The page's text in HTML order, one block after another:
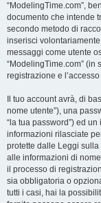
“ModelingTime.com”,
documento che intende
secondo metodo di
inserisci
messaggi come utente
“ModelingTime.com” (in
registrazione e
Il tuo account avrà, di
nome utente”), una
“la tua password”) ed
informazioni rilasciate
protette dalle Leggi
alle informazioni di
il processo di
sia obbligatoria o
tutti i casi, hai la